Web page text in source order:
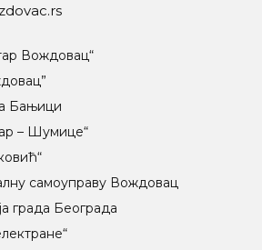
Вождовац“
Бањици
– Шумице“
самоуправу Вождовац
града Београда